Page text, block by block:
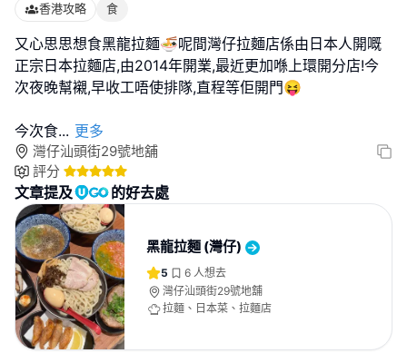
香港攻略 食
又心思思想食黑龍拉麵🍜呢間灣仔拉麵店係由日本人開嘅
正宗日本拉麵店,由2014年開業,最近更加喺上環開分店!今
次夜晚幫襯,早收工唔使排隊,直程等佢開門😝
今次食... 更多
灣仔汕頭街29號地舖
評分
文章提及 的好去處
黑龍拉麵 (灣仔)
5 6 人想去
灣仔汕頭街29號地舖
拉麵、日本菜、拉麵店